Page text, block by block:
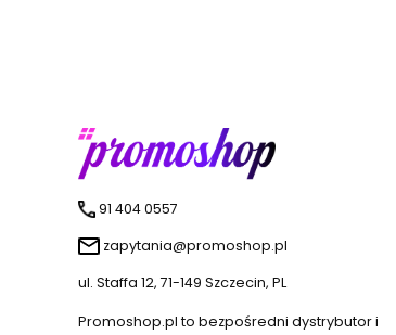
91 404 0557
zapytania@promoshop.pl
ul. Staffa 12, 71-149 Szczecin, PL
Promoshop.pl to bezpośredni dystrybutor i